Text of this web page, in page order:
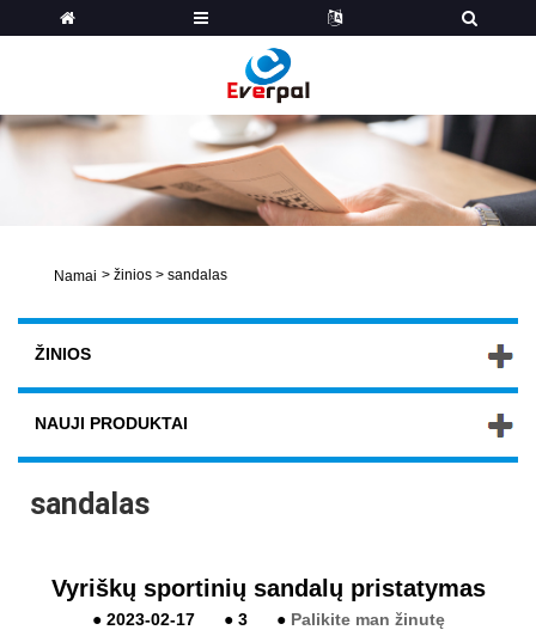
Namai > žinios > sandalas
ŽINIOS
NAUJI PRODUKTAI
sandalas
Vyriškų sportinių sandalų pristatymas
● 2023-02-17 ● 3 ● Palikite man žinutę